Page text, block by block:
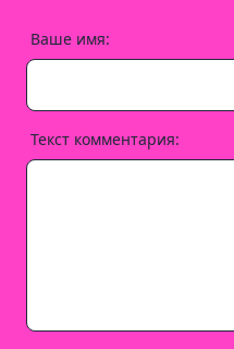
Ваше имя:
Текст комментария: